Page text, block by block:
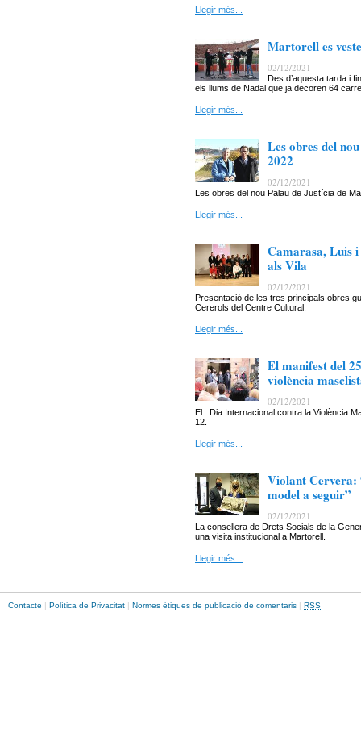
Llegir més...
Martorell es
02/12/2021
Des d’aquesta tarda i
els llums de Nadal que ja decoren 64
Llegir més...
Les obres del
2022
02/12/2021
Les obres del nou Palau de Justícia de
Llegir més...
Camarasa, Luis i
als Vila
02/12/2021
Presentació de les tres principals obres
Cererols del Centre Cultural.
Llegir més...
El manifest del
violència
02/12/2021
El Dia Internacional contra la Violència
12.
Llegir més...
Violant Cervera:
model a seguir”
02/12/2021
La consellera de Drets Socials de la
una visita institucional a Martorell.
Llegir més...
Contacte | Política de Privacitat | Normes ètiques de publicació de comentaris | RSS